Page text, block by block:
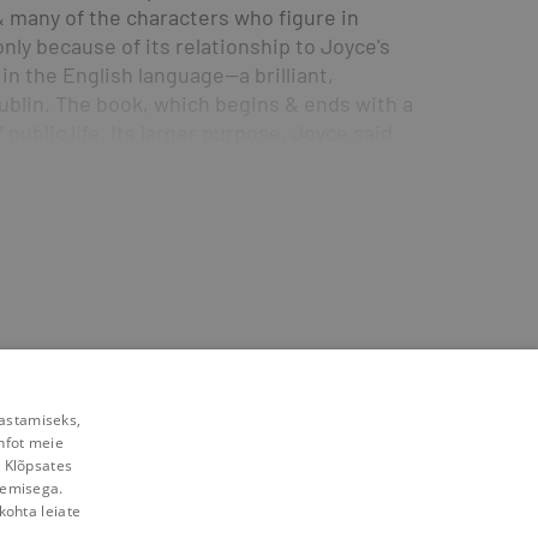
of the characters who figure in
because of its relationship to Joyce's
the English language--a brilliant,
The book, which begins & ends with a
meie
leiate